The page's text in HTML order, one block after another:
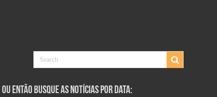
Ou Então Busque as Notícias Por Data: